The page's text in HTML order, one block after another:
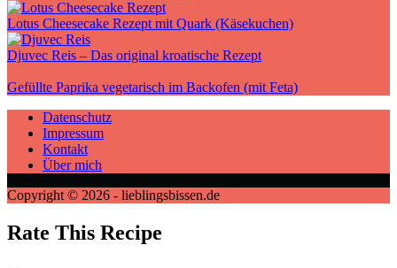
Lotus Cheesecake Rezept mit Quark (Käsekuchen)
Djuvec Reis – Das original kroatische Rezept
Gefüllte Paprika vegetarisch im Backofen (mit Feta)
Datenschutz
Impressum
Kontakt
Über mich
Copyright © 2026 - lieblingsbissen.de
Rate This Recipe